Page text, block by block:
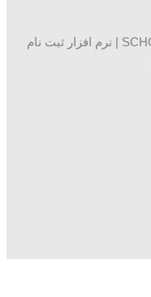
© 2026 نرم افزار مدیریت آموزشگاه SCHOOL | نرم افزار ثبت نام